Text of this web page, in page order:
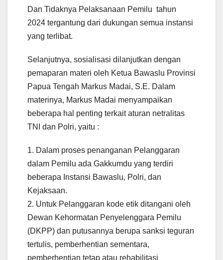
Dan Tidaknya Pelaksanaan Pemilu tahun
2024 tergantung dari dukungan semua instansi
yang terlibat.
Selanjutnya, sosialisasi dilanjutkan dengan
pemaparan materi oleh Ketua Bawaslu Provinsi
Papua Tengah Markus Madai, S.E. Dalam
materinya, Markus Madai menyampaikan
beberapa hal penting terkait aturan netralitas
TNI dan Polri, yaitu :
1. Dalam proses penanganan Pelanggaran
dalam Pemilu ada Gakkumdu yang terdiri
beberapa Instansi Bawaslu, Polri, dan
Kejaksaan.
2. Untuk Pelanggaran kode etik ditangani oleh
Dewan Kehormatan Penyelenggara Pemilu
(DKPP) dan putusannya berupa sanksi teguran
tertulis, pemberhentian sementara,
pemberhentian tetap atau rehabilitasi